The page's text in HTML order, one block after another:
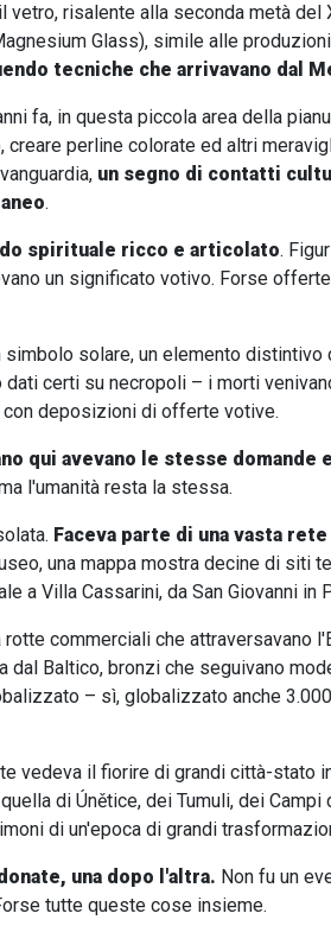
risalente alla seconda metà
Glass), simile alle
tecniche che arrivavano dal
fa, in questa piccola area della
creare perline colorate ed altri
un segno di contatti
.
spirituale ricco e articolato.
un significato votivo. Forse
simbolo solare, un elemento distintivo
dati certi su necropoli – i morti
deposizioni di offerte votive.
qui avevano le stesse domande
l'umanità resta la stessa.
Faceva parte di una vasta
una mappa mostra decine di siti
a Villa Cassarini, da San Giovanni
commerciali che attraversavano
dal Baltico, bronzi che seguivano
– sì, globalizzato anche
vedeva il fiorire di grandi città-
di Únětice, dei Tumuli, dei
di un'epoca di grandi
una dopo l'altra. Non fu un
tutte queste cose insieme.